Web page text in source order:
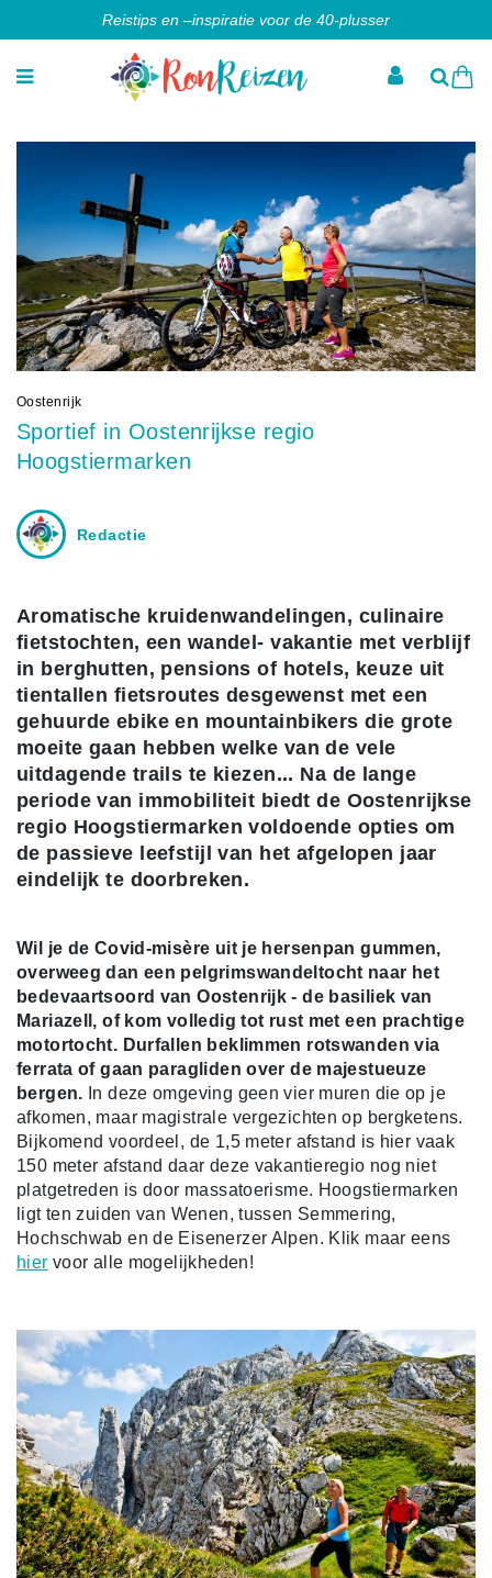
Reistips en –inspiratie voor de 40-plusser
Oostenrijk
Sportief in Oostenrijkse regio
Hoogstiermarken
Redactie
Aromatische kruidenwandelingen, culinaire
fietstochten, een wandel- vakantie met verblijf
in berghutten, pensions of hotels, keuze uit
tientallen fietsroutes desgewenst met een
gehuurde ebike en mountainbikers die grote
moeite gaan hebben welke van de vele
uitdagende trails te kiezen... Na de lange
periode van immobiliteit biedt de Oostenrijkse
regio Hoogstiermarken voldoende opties om
de passieve leefstijl van het afgelopen jaar
eindelijk te doorbreken.
Wil je de Covid-misère uit je hersenpan gummen,
overweeg dan een pelgrimswandeltocht naar het
bedevaartsoord van Oostenrijk - de basiliek van
Mariazell, of kom volledig tot rust met een prachtige
motortocht. Durfallen beklimmen rotswanden via
ferrata of gaan paragliden over de majestueuze
bergen. In deze omgeving geen vier muren die op je
afkomen, maar magistrale vergezichten op bergketens.
Bijkomend voordeel, de 1,5 meter afstand is hier vaak
150 meter afstand daar deze vakantieregio nog niet
platgetreden is door massatoerisme. Hoogstiermarken
ligt ten zuiden van Wenen, tussen Semmering,
Hochschwab en de Eisenerzer Alpen. Klik maar eens
hier voor alle mogelijkheden!